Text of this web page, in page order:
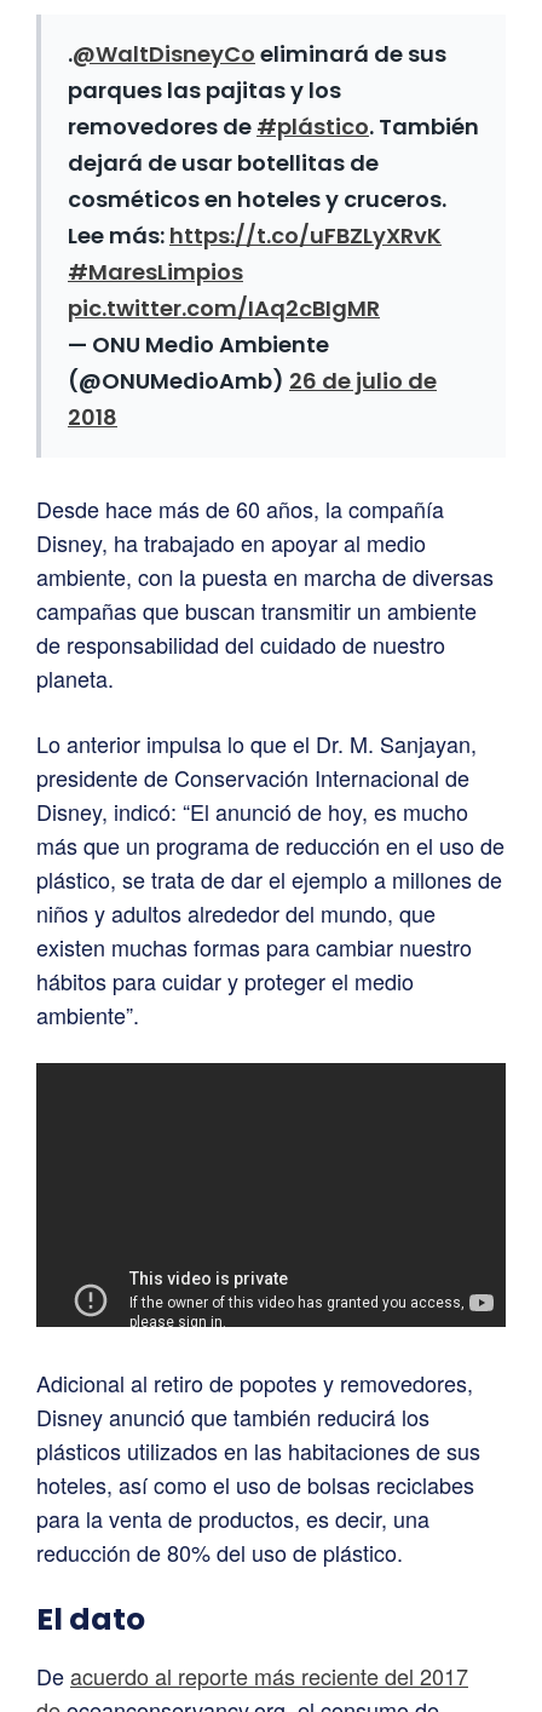
.@WaltDisneyCo eliminará de sus
parques las pajitas y los
removedores de #plástico. También
dejará de usar botellitas de
cosméticos en hoteles y cruceros.
Lee más: https://t.co/uFBZLyXRvK
#MaresLimpios
pic.twitter.com/IAq2cBIgMR
— ONU Medio Ambiente
(@ONUMedioAmb) 26 de julio de
2018
Desde hace más de 60 años, la compañía
Disney, ha trabajado en apoyar al medio
ambiente, con la puesta en marcha de diversas
campañas que buscan transmitir un ambiente
de responsabilidad del cuidado de nuestro
planeta.
Lo anterior impulsa lo que el Dr. M. Sanjayan,
presidente de Conservación Internacional de
Disney, indicó: “El anunció de hoy, es mucho
más que un programa de reducción en el uso de
plástico, se trata de dar el ejemplo a millones de
niños y adultos alrededor del mundo, que
existen muchas formas para cambiar nuestro
hábitos para cuidar y proteger el medio
ambiente”.
Adicional al retiro de popotes y removedores,
Disney anunció que también reducirá los
plásticos utilizados en las habitaciones de sus
hoteles, así como el uso de bolsas reciclabes
para la venta de productos, es decir, una
reducción de 80% del uso de plástico.
El dato
Deacuerdo al reporte más reciente del 2017